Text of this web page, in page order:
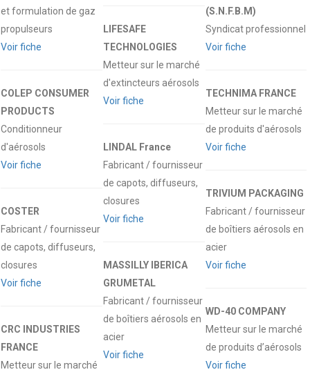
et formulation de gaz
propulseurs
Voir fiche
COLEP CONSUMER
PRODUCTS
Conditionneur
d'aérosols
Voir fiche
COSTER
Fabricant / fournisseur
de capots, diffuseurs,
closures
Voir fiche
CRC INDUSTRIES
FRANCE
Metteur sur le marché
LIFESAFE
TECHNOLOGIES
Metteur sur le marché
d'extincteurs aérosols
Voir fiche
LINDAL France
Fabricant / fournisseur
de capots, diffuseurs,
closures
Voir fiche
MASSILLY IBERICA
GRUMETAL
Fabricant / fournisseur
de boîtiers aérosols en
acier
Voir fiche
(S.N.F.B.M)
Syndicat professionnel
Voir fiche
TECHNIMA FRANCE
Metteur sur le marché
de produits d'aérosols
Voir fiche
TRIVIUM PACKAGING
Fabricant / fournisseur
de boîtiers aérosols en
acier
Voir fiche
WD-40 COMPANY
Metteur sur le marché
de produits d’aérosols
Voir fiche